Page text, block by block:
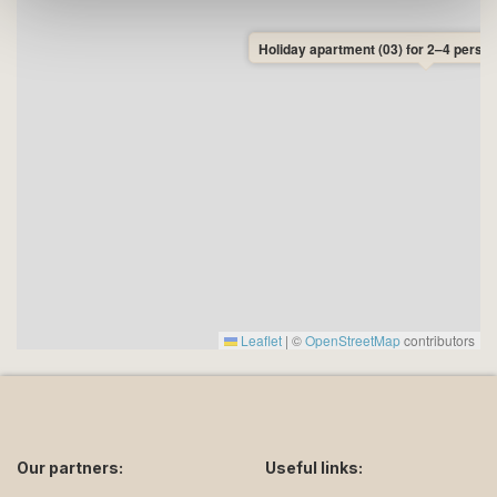
Holiday apartment (03) for 2–4
Leaflet | ©OpenStreetMapcontributors
Our partners: Useful links: